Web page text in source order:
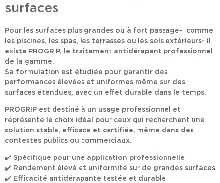
surfaces
Pour les surfaces plus grandes ou à fort passage- comme
les piscines, les spas, les terrasses ou les sols extérieurs- il
existe PROGRIP, le traitement antidérapant professionnel
de la gamme.
Sa formulation est étudiée pour garantir des
performances élevées et uniformes même sur des
surfaces étendues, avec un effet durable dans le temps.
PROGRIP est destiné à un usage professionnel
et
représente le choix idéal pour ceux qui recherchent une
solution stable, efficace et certifiée, même dans des
contextes publics ou commerciaux.
✔️ Spécifique pour une application professionnelle
✔️ Rendement élevé et uniformité sur de grandes surfaces
✔️ Efficacité antidérapante testée et durable